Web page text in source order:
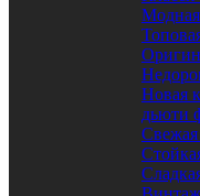
Модная
Новая
дьюти
Свежая